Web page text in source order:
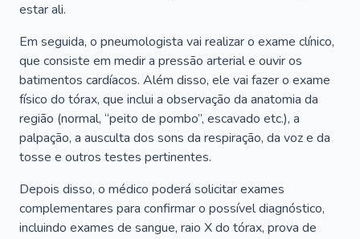
estar ali.
Em seguida, o pneumologista vai realizar o exame clínico,
que consiste em medir a pressão arterial e ouvir os
batimentos cardíacos. Além disso, ele vai fazer o exame
físico do tórax, que inclui a observação da anatomia da
região (normal, “peito de pombo”, escavado etc.), a
palpação, a ausculta dos sons da respiração, da voz e da
tosse e outros testes pertinentes.
Depois disso, o médico poderá solicitar exames
complementares para confirmar o possível diagnóstico,
incluindo exames de sangue, raio X do tórax, prova de